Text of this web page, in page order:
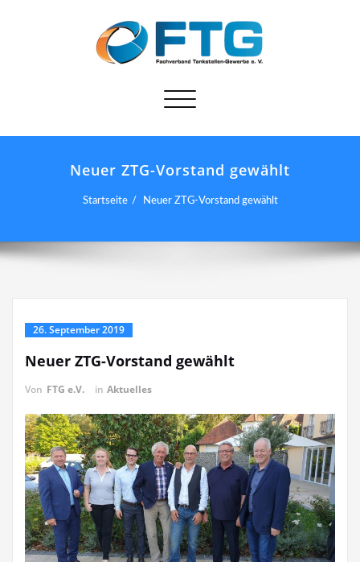
Schalte
Neuer ZTG-Vorstand gewählt
Startseite Neuer ZTG-Vorstand gewählt
26. September 2019
Neuer ZTG-Vorstand gewählt
Von FTG e.V. in Aktuelles